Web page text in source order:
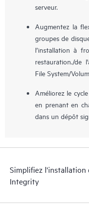
serveur.
Augmentez la
groupes de
l’installation à
restauration./de
File System/
Améliorez le
en prenant en
dans un dépôt
Simplifiez l'installation
Integrity